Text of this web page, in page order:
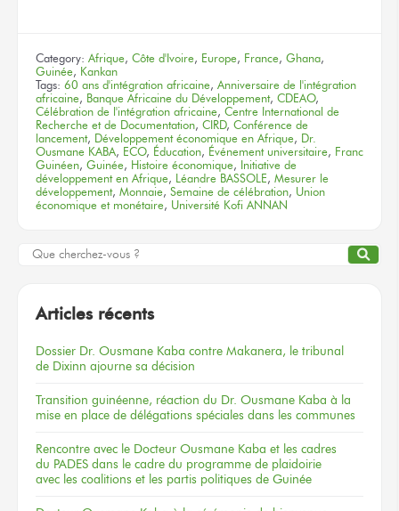
Category: Afrique, Côte d'Ivoire, Europe, France, Ghana,
Guinée, Kankan
Tags: 60 ans d'intégration africaine, Anniversaire de l'intégration
africaine, Banque Africaine du Développement, CDEAO,
Célébration de l'intégration africaine, Centre International de
Recherche et de Documentation, CIRD, Conférence de
lancement, Développement économique en Afrique, Dr.
Ousmane KABA, ECO, Éducation, Événement universitaire, Franc
Guinéen, Guinée, Histoire économique, Initiative de
développement en Afrique, Léandre BASSOLE, Mesurer le
développement, Monnaie, Semaine de célébration, Union
économique et monétaire, Université Kofi ANNAN
Articles récents
Dossier Dr. Ousmane Kaba contre Makanera, le tribunal
de Dixinn ajourne sa décision
Transition guinéenne, réaction du Dr. Ousmane Kaba à la
mise en place de délégations spéciales dans les communes
Rencontre avec le Docteur Ousmane Kaba et les cadres
du PADES dans le cadre du programme de plaidoirie
avec les coalitions et les partis politiques de Guinée